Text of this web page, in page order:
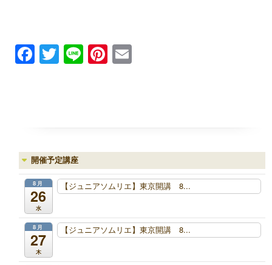
Facebook
Twitter
LinePinterest
開催予定講座
8月
26
水
【ジュニアソムリエ】東京開講 8...
8月
27
木
【ジュニアソムリエ】東京開講 8...